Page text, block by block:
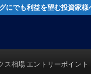
にでも利益を望む投資家
ス相場 エントリーポイント